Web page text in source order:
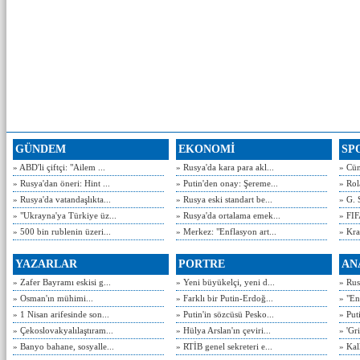
GÜNDEM
» ABD'li çiftçi: "Ailem ...
» Rusya'dan öneri: Hint ...
» Rusya'da vatandaşlıkta...
» "Ukrayna'ya Türkiye üz...
» 500 bin rublenin üzeri...
EKONOMİ
» Rusya'da kara para akl...
» Putin'den onay: Şereme...
» Rusya eski standart be...
» Rusya'da ortalama emek...
» Merkez: "Enflasyon art...
»
»
» G.
»
»
YAZARLAR
» Zafer Bayramı eskisi g...
» Osman'ın mühimi...
» 1 Nisan arifesinde son...
» Çekoslovakyalılaştıram...
» Banyo bahane, sosyalle...
PORTRE
» Yeni büyükelçi, yeni d...
» Farklı bir Putin-Erdoğ...
» Putin'in sözcüsü Pesko...
» Hülya Arslan'ın çeviri...
» RTİB genel sekreteri e...
»
»
»
»
»